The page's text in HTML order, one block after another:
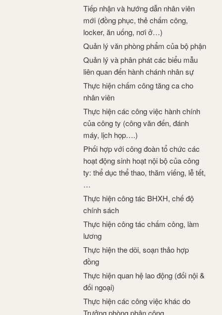
Tiếp nhận và hướng dẫn nhân viên
mới (đồng phục, thẻ chấm công,
locker, ăn uống, nơi ở…)
Quản lý văn phòng phẩm của bộ phận
Quản lý và phân phát các biểu mẫu
liên quan đến hành chánh nhân sự
Thực hiện chấm công tăng ca cho
nhân viên
Thực hiện các công việc hành chính
của công ty (công văn đến, đánh
máy, lịch họp….)
Phối hợp với công đoàn tổ chức các
hoạt động sinh hoạt nội bộ của công
ty: thể dục thể thao, thăm viếng, lễ tết,
…
Thực hiện công tác BHXH, chế độ
chính sách
Thực hiện công tác chấm công, làm
lương
Thực hiện the dõi, soạn thảo hợp
đồng
Thực hiện quan hệ lao động (đối nội &
đối ngoại)
Thực hiện các công việc khác do
Trưởng phòng phân công